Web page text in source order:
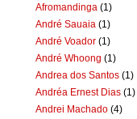
Afromandinga (1)
André Sauaia (1)
André Voador (1)
André Whoong (1)
Andrea dos Santos (1)
Andréa Ernest Dias (1)
Andrei Machado (4)